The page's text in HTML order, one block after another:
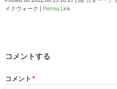
イクウォーク | Perma Link
コメントする
コメント *